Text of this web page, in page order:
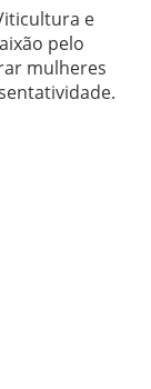
e
pelo
mulheres